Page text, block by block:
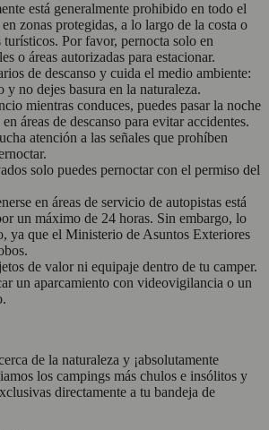
está generalmente prohibido en todo el
zonas protegidas, a lo largo de la costa o
turísticos. Por favor, pernocta solo en
o áreas autorizadas para estacionar.
de descanso y cuida el medio ambiente:
y no dejes basura en la naturaleza.
mientras conduces, puedes pasar la noche
áreas de descanso para evitar accidentes.
atención a las señales que prohíben
solo puedes pernoctar con el permiso del
en áreas de servicio de autopistas está
un máximo de 24 horas. Sin embargo, lo
ya que el Ministerio de Asuntos Exteriores
de valor ni equipaje dentro de tu camper.
un aparcamiento con videovigilancia o un
de la naturaleza y ¡absolutamente
los campings más chulos e insólitos y
directamente a tu bandeja de